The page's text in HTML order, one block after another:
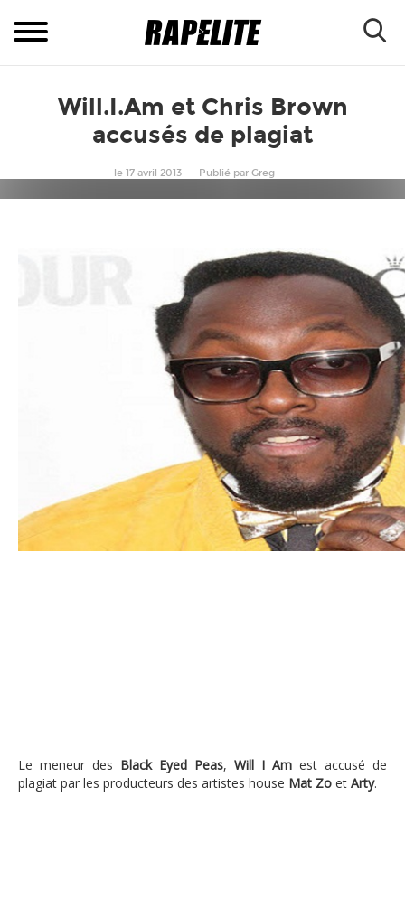
Will.I.Am et Chris Brown
accusés de plagiat
le 17 avril 2013 Publiépar Greg
Le meneur des Black Eyed Peas, Will I Am est accusé de
plagiat par les producteurs des artistes house Mat Zo et Arty.